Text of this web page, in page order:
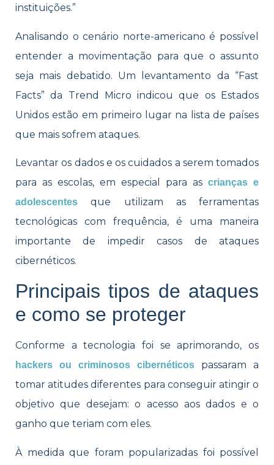
instituições.”
Analisando o cenário norte-americano é possível
entender a movimentação para que o assunto
seja mais debatido. Um levantamento da “Fast
Facts” da Trend Micro indicou que os Estados
Unidos estão em primeiro lugar na lista de países
que mais sofrem ataques.
Levantar os dados e os cuidados a serem tomados
para as escolas, em especial para as crianças e
adolescentes que utilizam as ferramentas
tecnológicas com frequência, é uma maneira
importante de impedir casos de ataques
cibernéticos.
Principais tipos de ataques
e como se proteger
Conforme a tecnologia foi se aprimorando, os
hackers ou criminosos cibernéticos passaram a
tomar atitudes diferentes para conseguir atingir o
objetivo que desejam: o acesso aos dados e o
ganho que teriam com eles.
À medida que foram popularizadas foi possível